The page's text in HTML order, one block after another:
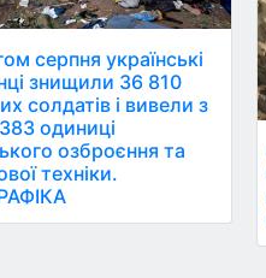
серпня українські
знищили 36 810
солдатів і вивели з
одиниці
озброєння та
техніки.